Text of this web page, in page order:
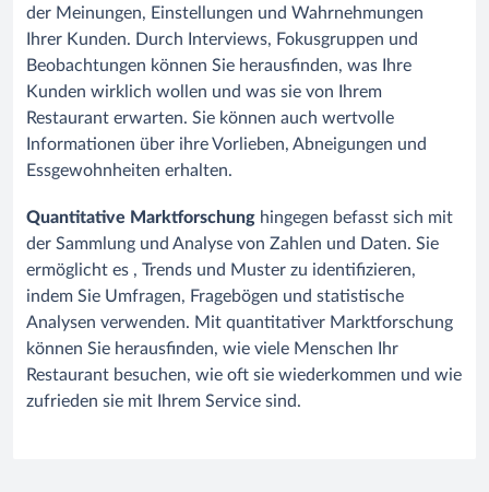
der Meinungen, Einstellungen und Wahrnehmungen
Ihrer Kunden. Durch Interviews, Fokusgruppen und
Beobachtungen können Sie herausfinden, was Ihre
Kunden wirklich wollen und was sie von Ihrem
Restaurant erwarten. Sie können auch wertvolle
Informationen über ihre Vorlieben, Abneigungen und
Essgewohnheiten erhalten.
Quantitative Marktforschung hingegen befasst sich mit
der Sammlung und Analyse von Zahlen und Daten. Sie
ermöglicht es , Trends und Muster zu identifizieren,
indem Sie Umfragen, Fragebögen und statistische
Analysen verwenden. Mit quantitativer Marktforschung
können Sie herausfinden, wie viele Menschen Ihr
Restaurant besuchen, wie oft sie wiederkommen und wie
zufrieden sie mit Ihrem Service sind.